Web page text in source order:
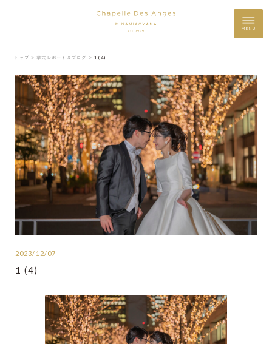
MENU
トップ ＞ 挙式レポート＆ブログ ＞ 1 (4)
2023/12/07
1 (4)